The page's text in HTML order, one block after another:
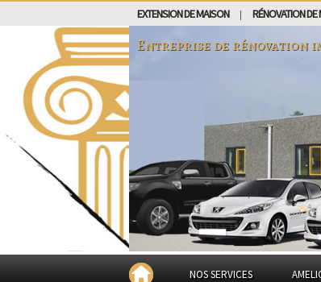
EXTENSION DE MAISON RÉNOVATION
Entreprise de rénovation
NOS SERVICES